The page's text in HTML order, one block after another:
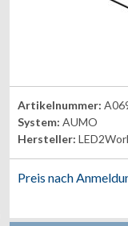
Artikelnummer:
System: AUMO
Hersteller:
Preis nach